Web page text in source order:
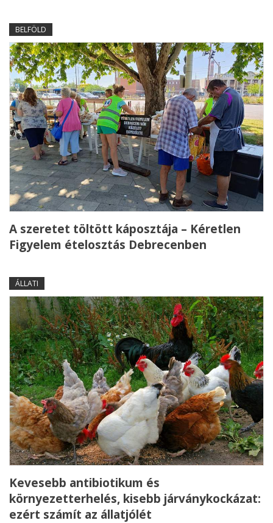
BELFÖLD
A szeretet töltött káposztája – Kéretlen
Figyelem ételosztás Debrecenben
ÁLLATI
Kevesebb antibiotikum és
környezetterhelés, kisebb járványkockázat:
ezért számít az állatjólét